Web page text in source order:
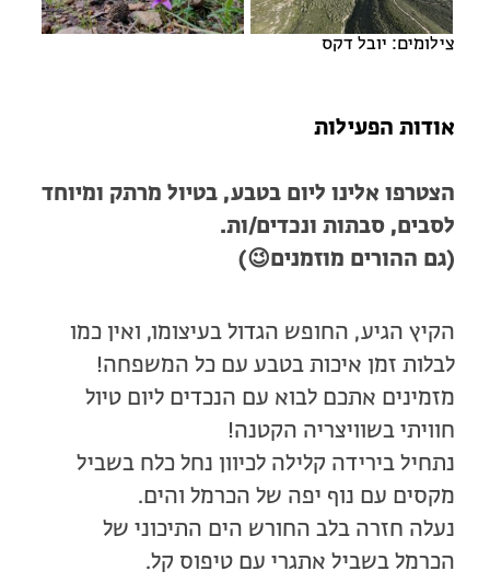
צילומים: יובל דקס
אודות הפעילות
הצטרפו אלינו ליום בטבע, בטיול מרתק ומיוחד
לסבים, סבתות ונכדים/ות.
(גם ההורים מוזמנים😉)
הקיץ הגיע, החופש הגדול בעיצומו, ואין כמו
לבלות זמן איכות בטבע עם כל המשפחה!
מזמינים אתכם לבוא עם הנכדים ליום טיול
חוויתי בשוויצריה הקטנה!
נתחיל בירידה קלילה לכיוון נחל כלח בשביל
מקסים עם נוף יפה של הכרמל והים.
נעלה חזרה בלב החורש הים התיכוני של
הכרמל בשביל אתגרי עם טיפוס קל.